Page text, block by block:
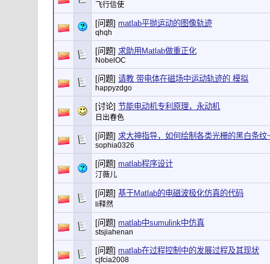
飞行信使
[问题] matlab平抛运动的图像轨迹
qhqh
[问题] 求助用Matlab做重正化
NobelOC
[问题] 请教 带电体在磁场中运动轨迹的 模拟
happyzdgo
[讨论] 节能电动机专利原理，永动机
日出春色
[问题] 求大神指导，如何绘制各类光栅的黑白条
sophia0326
[问题] matlab程序设计
汀薇儿
[问题] 基于Matlab的电磁波极化仿真的代码
li释然
[问题] matlab中sumulink中仿真
stsjiahenan
[问题] matlab在过程控制中的发展过程及其现状
cjfcia2008